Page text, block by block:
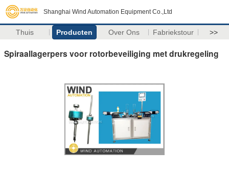
Shanghai Wind Automation Equipment Co.,Ltd
Thuis Producten Over Ons Fabriekstour >>
Spiraallagerpers voor rotorbeveiliging met drukregeling